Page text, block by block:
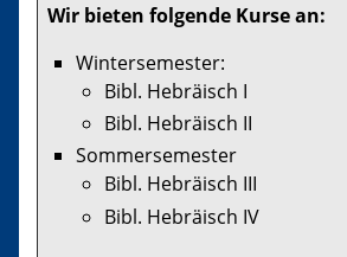
Wir bieten folgende Kurse an:
Wintersemester:
Bibl. Hebräisch I
Bibl. Hebräisch II
Sommersemester
Bibl. Hebräisch III
Bibl. Hebräisch IV